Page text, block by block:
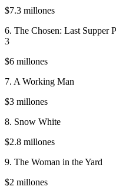
$7.3 millones
6. The Chosen: Last Supper
3
$6 millones
7. A Working Man
$3 millones
8. Snow White
$2.8 millones
9. The Woman in the Yard
$2 millones